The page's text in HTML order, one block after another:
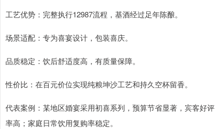
工艺优势：完整执行12987流程，基酒经过足年陈酿。
场景适配：专为喜宴设计，包装喜庆。
品质稳定：饮后舒适度高，有质量保障。
性价比：在百元价位实现纯粮坤沙工艺和持久空杯留香。
代表案例：某地区婚宴采用初喜系列，预算节省显著，宾客好评
率高；家庭日常饮用复购率稳定。